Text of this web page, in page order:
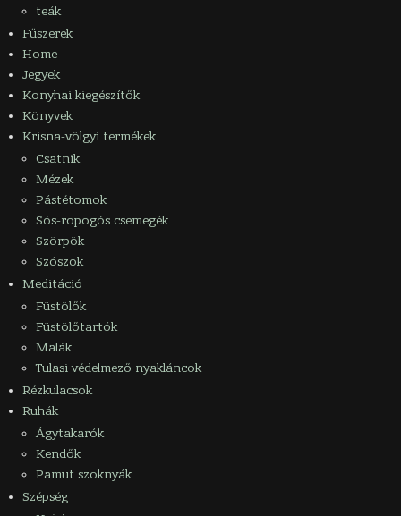
teák
Fűszerek
Home
Jegyek
Konyhai kiegészítők
Könyvek
Krisna-völgyi termékek
Csatnik
Mézek
Pástétomok
Sós-ropogós csemegék
Szörpök
Szószok
Meditáció
Füstölők
Füstölőtartók
Malák
Tulasi védelmező nyakláncok
Rézkulacsok
Ruhák
Ágytakarók
Kendők
Pamut szoknyák
Szépség